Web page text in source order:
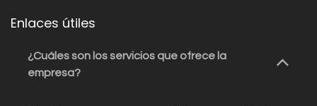
Enlaces útiles
¿Cuáles son los servicios que ofrece la
empresa?